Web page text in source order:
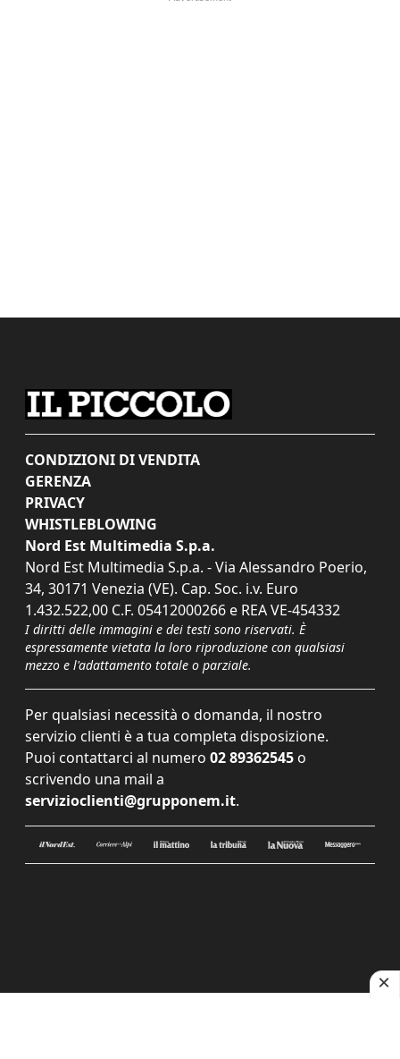
CONDIZIONI DI VENDITA
GERENZA
PRIVACY
WHISTLEBLOWING
Nord Est Multimedia S.p.a.
Nord Est Multimedia S.p.a. - Via Alessandro Poerio,
34, 30171 Venezia (VE). Cap. Soc. i.v. Euro
1.432.522,00 C.F. 05412000266 e REA VE-454332
I diritti delle immagini e dei testi sono riservati. È
espressamente vietata la loro riproduzione con qualsiasi
mezzo e l'adattamento totale o parziale.
Per qualsiasi necessità o domanda, il nostro
servizio clienti è a tua completa disposizione.
Puoi contattarci al numero 02 89362545 o
scrivendo una mail a
servizioclienti@grupponem.it.